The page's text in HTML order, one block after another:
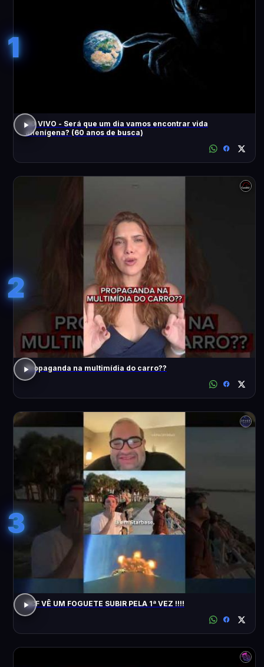
1
AO VIVO - Será que um dia vamos encontrar vida
alienígena? (60 anos de busca)
2
Propaganda na multimídia do carro??
3
ACF VÊ UM FOGUETE SUBIR PELA 1ª VEZ !!!!